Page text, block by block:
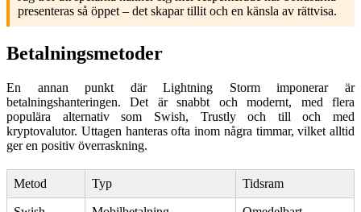
presenteras så öppet – det skapar tillit och en känsla av rättvisa.
Betalningsmetoder
En annan punkt där Lightning Storm imponerar är
betalningshanteringen. Det är snabbt och modernt, med flera
populära alternativ som Swish, Trustly och till och med
kryptovalutor. Uttagen hanteras ofta inom några timmar, vilket alltid
ger en positiv överraskning.
Metod Typ Tidsram